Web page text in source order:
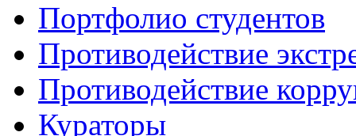
Портфолио студентов
Противодействие
Противодействие
Кураторы